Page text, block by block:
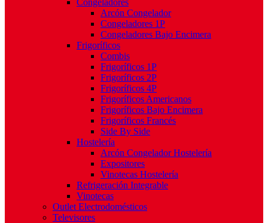
Congeladores
Arcón Congelador
Congeladores 1P
Congeladores Bajo Encimera
Frigoríficos
Combis
Frigoríficos 1P
Frigoríficos 2P
Frigoríficos 4P
Frigoríficos Americanos
Frigoríficos Bajo Encimera
Frigoríficos Francés
Side By Side
Hostelería
Arcón Congelador Hostelería
Expositores
Vinotecas Hostelería
Refrigeración Integrable
Vinotecas
Outlet Electrodomésticos
Televisores